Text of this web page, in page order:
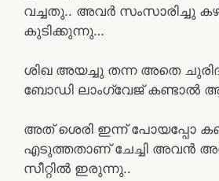
വച്ചതു.. അവർ സംസാരിച്ചു
കുടിക്കുന്നു…
ശിഖ അയച്ചു തന്ന അതെ
ബോഡി ലാംഗ്വേജ് കണ്ടാൽ ആ
അത് ശെരി ഇന്ന് പോയപ്പോ
എടുത്തതാണ് ചേച്ചി അവൻ
സീറ്റിൽ ഇരുന്നു..